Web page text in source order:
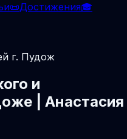
📜Достижения🎓
г. Пудож
и
| Анастасия